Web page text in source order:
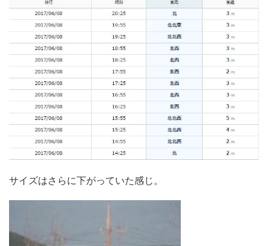
サイズはさらに下がっていた感じ。